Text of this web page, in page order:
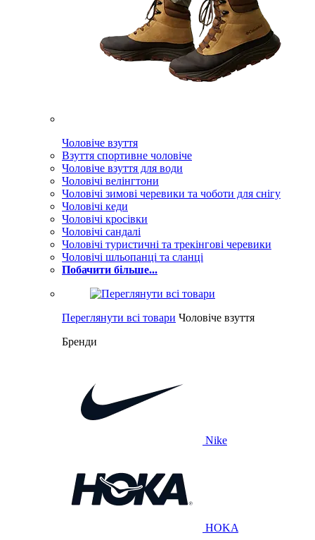
Чоловіче взуття
Взуття спортивне чоловіче
Чоловіче взуття для води
Чоловічі велінгтони
Чоловічі зимові черевики та чоботи для снігу
Чоловічі кеди
Чоловічі кросівки
Чоловічі сандалі
Чоловічі туристичні та трекінгові черевики
Чоловічі шльопанці та сланці
Побачити більше...
Переглянути всі товари Чоловіче взуття
Бренди
Nike
HOKA